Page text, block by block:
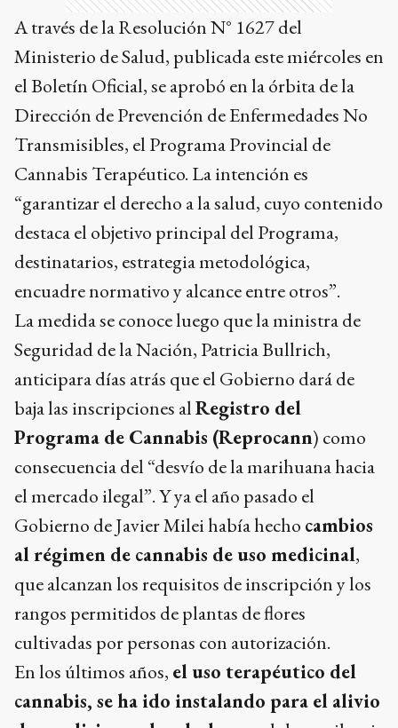
A través de la Resolución N° 1627 del
Ministerio de Salud, publicada este miércoles en
el Boletín Oficial, se aprobó en la órbita de la
Dirección de Prevención de Enfermedades No
Transmisibles, el Programa Provincial de
Cannabis Terapéutico. La intención es
“garantizar el derecho a la salud, cuyo contenido
destaca el objetivo principal del Programa,
destinatarios, estrategia metodológica,
encuadre normativo y alcance entre otros”.
La medida se conoce luego que la ministra de
Seguridad de la Nación, Patricia Bullrich,
anticipara días atrás que el Gobierno dará de
baja las inscripciones alRegistro del
Programa de Cannabis (Reprocann) como
consecuencia del “desvío de la marihuana hacia
el mercado ilegal”. Y ya el año pasado el
Gobierno de Javier Milei había hecho cambios
al régimen de cannabis de uso medicinal,
que alcanzan los requisitos de inscripción y los
rangos permitidos de plantas de flores
cultivadas por personas con autorización.
En los últimos años, el uso terapéutico del
cannabis, se ha ido instalando para el alivio